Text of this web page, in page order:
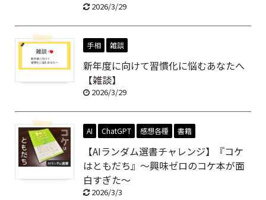
2026/3/29
手相 雑談
新年度に向けて習慣化に悩むあなたへ
【雑談】
2026/3/29
AI ChatGPT 感想各種 書籍
【AIランダム選書チャレンジ】『コケ
はともだち』～興味ゼロのコケ本が面
白すぎた～
2026/3/3